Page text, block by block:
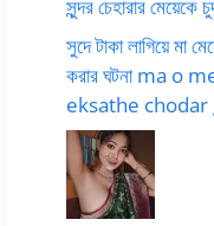
সুন্দর চেহারার মেয়েকে
সুদে টাকা লাগিয়ে মা
করার ঘটনা ma o
eksathe chodar